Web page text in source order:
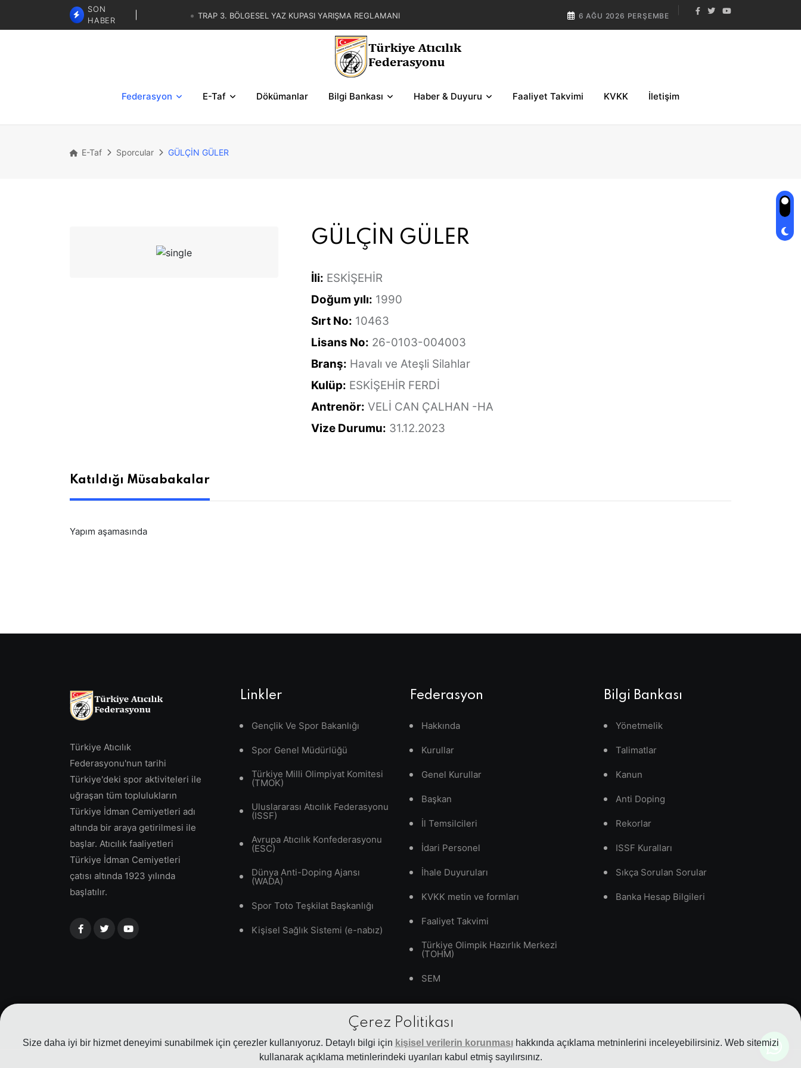
Çerez Politikası
Size daha iyi bir hizmet deneyimi sunabilmek için çerezler kullanıyoruz. Detaylı bilgi için kişisel verilerin korunmasıhakkında açıklama metninlerini inceleyebilirsiniz. Web sitemizi
kullanarak açıklama metinlerindeki uyarıları kabul etmiş sayılırsınız.
SON
HABER
SKEET - TRAP İBRAHİM KARASAR ZAFER KUPASI YARIŞMALARI HAKEM
GÖREVLENDİRMELERİ
TRAP 2.BÖLGESEL MİLLİ DEMOKRASİ KUPASI 2. BÖLGE SERİ VE ŞEMALARI
TRAP 3. BÖLGESEL YAZ KUPASI YARIŞMALARI HAKEM GÖREVLENDİRMELERİ
6 AĞU 2026 PERŞEMBE
Federasyon E-Taf Dökümanlar Bilgi Bankası Haber & Duyuru Faaliyet Takvimi KVKK İletişim
E-Taf Sporcular GÜLÇİN GÜLER
GÜLÇİN GÜLER
İli: ESKİŞEHİR
Doğum yılı: 1990
Sırt No: 10463
Lisans No: 26-0103-004003
Branş: Havalı ve Ateşli Silahlar
Kulüp: ESKİŞEHİR FERDİ
Antrenör: VELİ CAN ÇALHAN -HA
Vize Durumu: 31.12.2023
Katıldığı Müsabakalar
Yapım aşamasında
Türkiye Atıcılık
Federasyonu'nun tarihi
Türkiye'deki spor aktiviteleri ile
uğraşan tüm toplulukların
Türkiye İdman Cemiyetleri adı
altında bir araya getirilmesi ile
başlar. Atıcılık faaliyetleri
Türkiye İdman Cemiyetleri
çatısı altında 1923 yılında
başlatılır.
Linkler
Gençlik Ve Spor Bakanlığı
Spor Genel Müdürlüğü
Türkiye Milli Olimpiyat Komitesi
(TMOK)
Uluslararası Atıcılık Federasyonu
(ISSF)
Avrupa Atıcılık Konfederasyonu
(ESC)
Dünya Anti-Doping Ajansı
(WADA)
Spor Toto Teşkilat Başkanlığı
Kişisel Sağlık Sistemi (e-nabız)
Federasyon
Hakkında
Kurullar
Genel Kurullar
Başkan
İl Temsilcileri
İdari Personel
İhale Duyuruları
KVKK metin ve formları
Faaliyet Takvimi
Türkiye Olimpik Hazırlık Merkezi
(TOHM)
SEM
Bilgi Bankası
Yönetmelik
Talimatlar
Kanun
Anti Doping
Rekorlar
ISSF Kuralları
Sıkça Sorulan Sorular
Banka Hesap Bilgileri